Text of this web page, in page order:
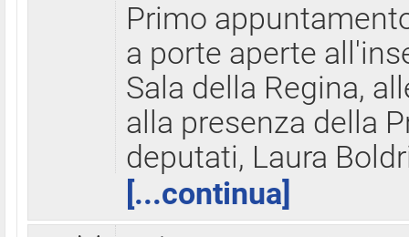
Primo
a porte aperte
Sala della Regina,
alla presenza della
deputati, Laura
[...continua]